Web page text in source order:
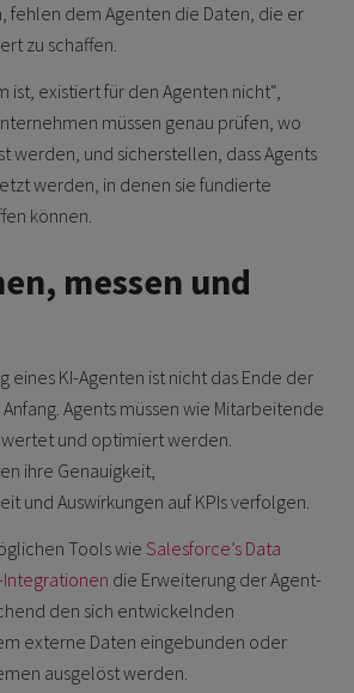
fehlen dem Agenten die Daten, die er
zu schaffen.
ist, existiert für den Agenten nicht“,
müssen genau prüfen, wo
werden, und sicherstellen, dass Agents
werden, in denen sie fundierte
können.
messen und
eines KI-Agenten ist nicht das Ende der
Agents müssen wie Mitarbeitende
und optimiert werden.
ihre Genauigkeit,
und Auswirkungen auf KPIs verfolgen.
Tools wie Salesforce’s Data
die Erweiterung der Agent-
den sich entwickelnden
externe Daten eingebunden oder
ausgelöst werden.